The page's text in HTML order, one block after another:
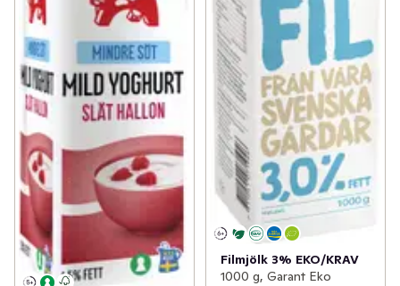
Filmjölk 3% EKO/KRAV
1000 g, Garant Eko